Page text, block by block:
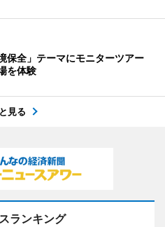
保全」テーマにモニターツアー
を体験
見る
ランキング